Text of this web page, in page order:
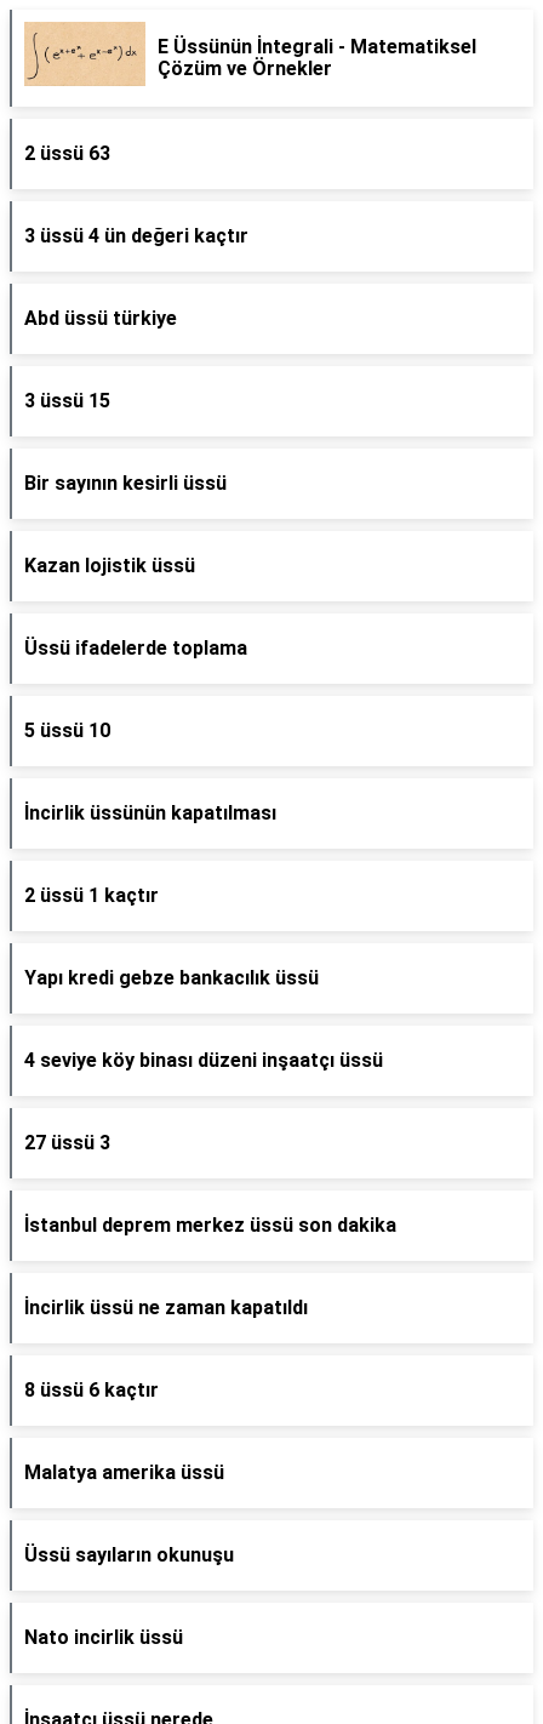
E Üssünün İntegrali - Matematiksel
Çözüm ve Örnekler
2 üssü 63
3 üssü 4 ün değeri kaçtır
Abd üssü türkiye
3 üssü 15
Bir sayının kesirli üssü
Kazan lojistik üssü
Üssü ifadelerde toplama
5 üssü 10
İncirlik üssünün kapatılması
2 üssü 1 kaçtır
Yapı kredi gebze bankacılık üssü
4 seviye köy binası düzeni inşaatçı üssü
27 üssü 3
İstanbul deprem merkez üssü son dakika
İncirlik üssü ne zaman kapatıldı
8 üssü 6 kaçtır
Malatya amerika üssü
Üssü sayıların okunuşu
Nato incirlik üssü